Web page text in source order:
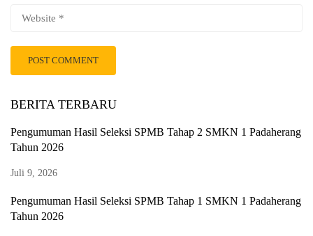
BERITA TERBARU
Pengumuman Hasil Seleksi SPMB Tahap 2 SMKN 1 Padaherang
Tahun 2026
Juli 9, 2026
Pengumuman Hasil Seleksi SPMB Tahap 1 SMKN 1 Padaherang
Tahun 2026